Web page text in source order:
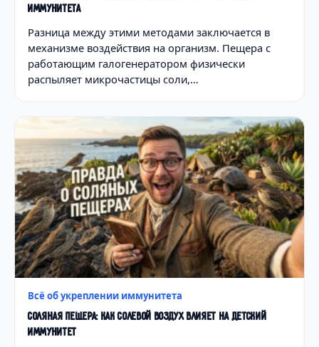
ИММУНИТЕТА
Разница между этими методами заключается в
механизме воздействия на организм. Пещера с
работающим галогенератором физически
распыляет микрочастицы соли,…
Всё об укреплении иммунитета
СОЛЯНАЯ ПЕЩЕРА: КАК СОЛЕВОЙ ВОЗДУХ ВЛИЯЕТ НА ДЕТСКИЙ
ИММУНИТЕТ